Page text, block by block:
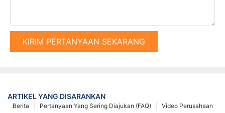
KIRIM PERTANYAAN SEKARANG
ARTIKEL YANG DISARANKAN
Video Perusahaan
Pertanyaan Yang Sering Diajukan (FAQ)
Berita